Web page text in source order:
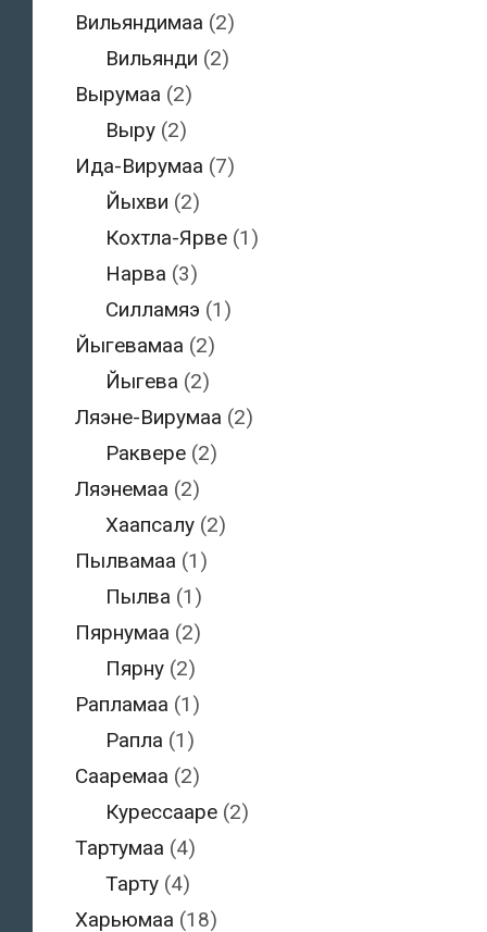
Вильяндимаа (2)
Вильянди (2)
Вырумаа (2)
Выру (2)
Ида-Вирумаа (7)
Йыхви (2)
Кохтла-Ярве (1)
Нарва (3)
Силламяэ (1)
Йыгевамаа (2)
Йыгева (2)
Ляэне-Вирумаа (2)
Раквере (2)
Ляэнемаа (2)
Хаапсалу (2)
Пылвамаа (1)
Пылва (1)
Пярнумаа (2)
Пярну (2)
Рапламаа (1)
Рапла (1)
Сааремаа (2)
Курессааре (2)
Тартумаа (4)
Тарту (4)
Харьюмаа (18)